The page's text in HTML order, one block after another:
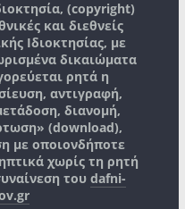
(copyright)
και διεθνείς
Ιδιοκτησίας, με
δικαιώματα
ρητά η
αντιγραφή,
διανομή,
(download),
με οποιονδήποτε
χωρίς τη ρητή
του dafni-